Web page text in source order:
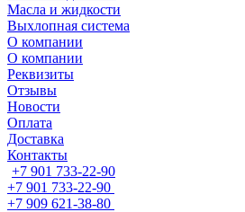
Масла и жидкости
Выхлопная система
О компании
О компании
Реквизиты
Отзывы
Новости
Оплата
Доставка
Контакты
+7 901 733-22-90
+7 901 733-22-90
+7 909 621-38-80